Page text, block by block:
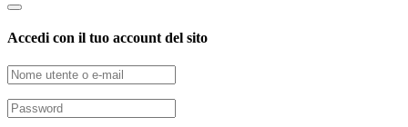
Accedi con il tuo account del sito